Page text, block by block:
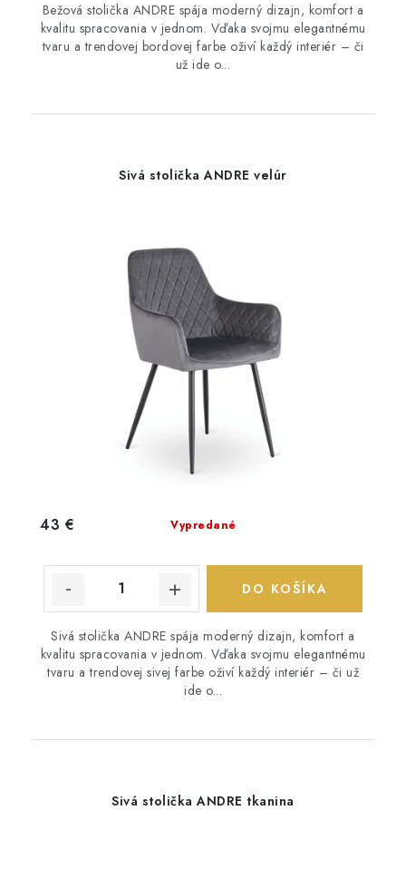
Bežová stolička ANDRE spája moderný dizajn, komfort a
kvalitu spracovania v jednom. Vďaka svojmu elegantnému
tvaru a trendovej bordovej farbe oživí každý interiér – či
už ide o...
Sivá stolička ANDRE velúr
Vypredané
43 €
DO KOŠÍKA
Sivá stolička ANDRE spája moderný dizajn, komfort a
kvalitu spracovania v jednom. Vďaka svojmu elegantnému
tvaru a trendovej sivej farbe oživí každý interiér – či už
ide o...
Sivá stolička ANDRE tkanina